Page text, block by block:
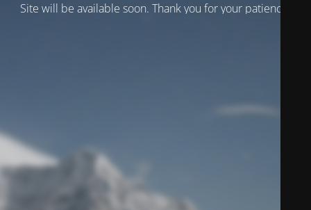
Site will be available soon. Thank you for your patience!